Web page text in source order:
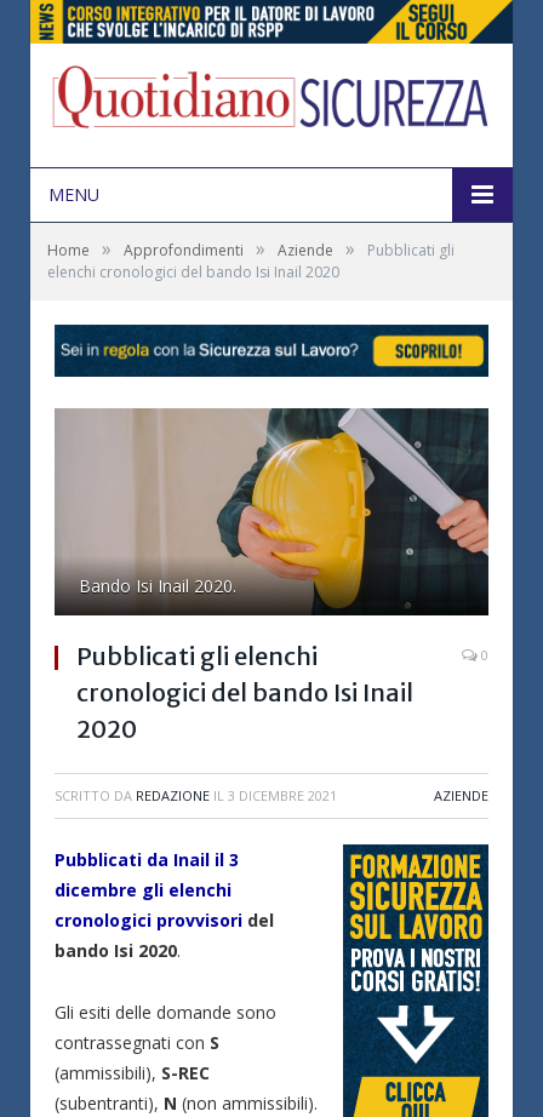
MENU
Home » Approfondimenti » Aziende »
Pubblicati gli
elenchi cronologici del bando Isi Inail 2020
Bando Isi Inail 2020.
Pubblicati gli elenchi
cronologici del bando Isi Inail
2020
0
SCRITTO DA REDAZIONE IL 3 DICEMBRE 2021 AZIENDE
Pubblicati da Inail il 3
dicembre gli elenchi
cronologici provvisori del
bando Isi 2020.
Gli esiti delle domande sono
contrassegnati con S
(ammissibili), S-REC
(subentranti), N (non ammissibili).